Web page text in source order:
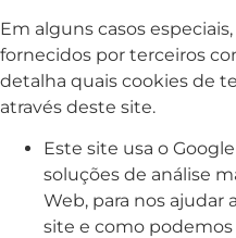
Em alguns casos
fornecidos por terceiros
detalha quais cookies de
através deste site.
Este site usa o
soluções de análise
Web, para nos ajudar
site e como